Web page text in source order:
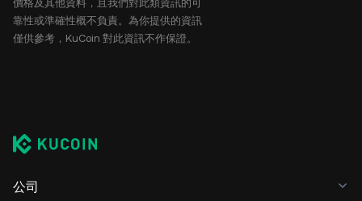
價格及其他資料，且我們對此類資訊的可
靠性或準確性概不負責。為你提供的資訊
僅供參考，KuCoin 對此資訊不作保證。
公司